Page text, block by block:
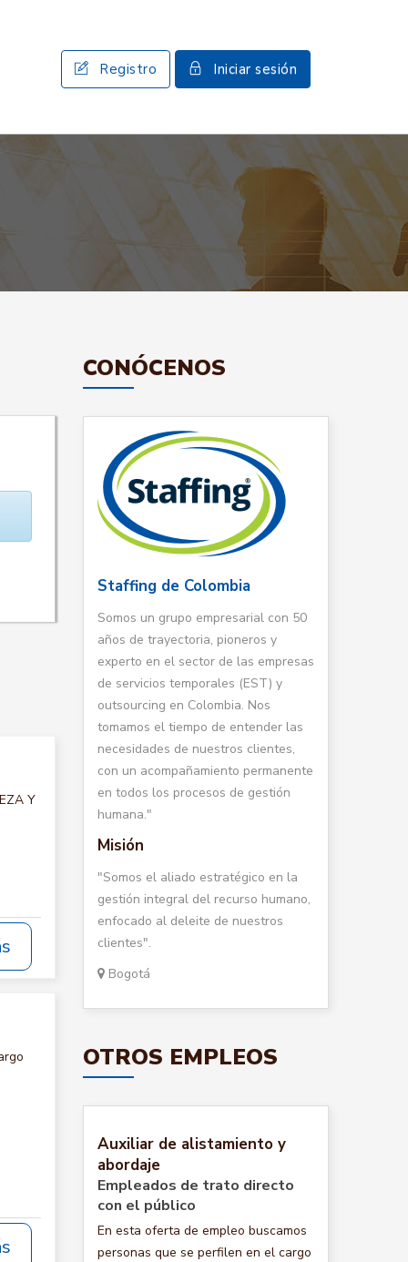
Registro Iniciar sesión
Y
CONÓCENOS
Staffing de Colombia
Somos un grupo empresarial con 50
años de trayectoria, pioneros y
experto en el sector de las empresas
de servicios temporales (EST) y
outsourcing en Colombia. Nos
tomamos el tiempo de entender las
necesidades de nuestros clientes,
con un acompañamiento permanente
en todos los procesos de gestión
humana."
Misión
"Somos el aliado estratégico en la
gestión integral del recurso humano,
enfocado al deleite de nuestros
clientes".
Bogotá
OTROS EMPLEOS
Auxiliar de alistamiento y
abordaje
Empleados de trato directo
con el público
En esta oferta de empleo buscamos
personas que se perfilen en el cargo